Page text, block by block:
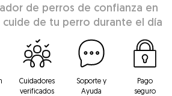
de perros de confianza en
de tu perro durante el día
Cuidadores
verificados
Soporte y
Ayuda
Pago
seguro